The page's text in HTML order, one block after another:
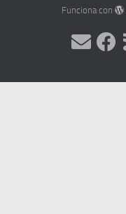
Funciona con